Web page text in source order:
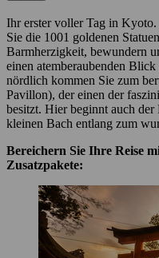
Ihr erster voller Tag in Kyoto.
Sie die 1001 goldenen
Barmherzigkeit, bewundern
einen atemberaubenden
nördlich kommen Sie zum
Pavillon), der einen der
besitzt. Hier beginnt auch
kleinen Bach entlang zum
Bereichern Sie Ihre Reise
Zusatzpakete: